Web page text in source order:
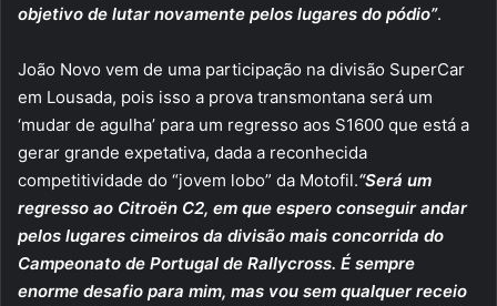
objetivo de lutar novamente pelos lugares do pódio”.
João Novo vem de uma participação na divisão SuperCar
em Lousada, pois isso a prova transmontana será um
‘mudar de agulha’ para um regresso aos S1600 que está a
gerar grande expetativa, dada a reconhecida
competitividade do “jovem lobo” da Motofil.“Será um
regresso ao Citroën C2, em que espero conseguir andar
pelos lugares cimeiros da divisão mais concorrida do
Campeonato de Portugal de Rallycross. É sempre
enorme desafio para mim, mas vou sem qualquer receio